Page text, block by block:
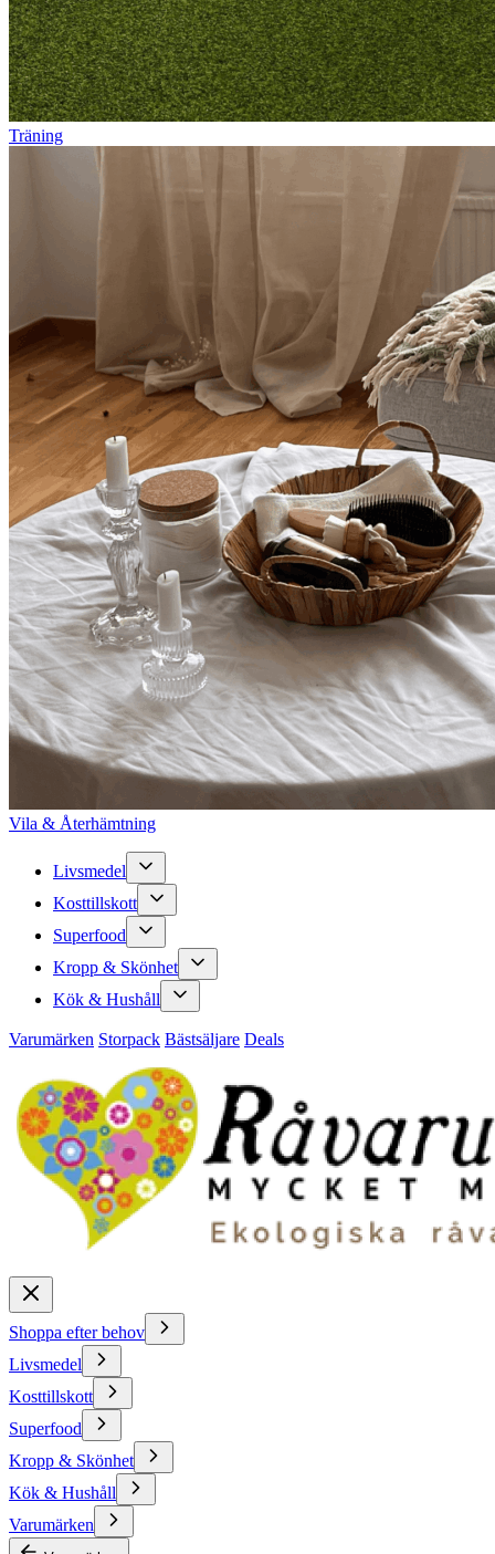
Träning
Vila & Återhämtning
Livsmedel
Kosttillskott
Superfood
Kropp & Skönhet
Kök & Hushåll
Varumärken Storpack Bästsäljare Deals
Shoppa efter behov
Livsmedel
Kosttillskott
Superfood
Kropp & Skönhet
Kök & Hushåll
Varumärken